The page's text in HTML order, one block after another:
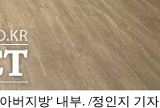
버지방' 내부. /정인지 기자